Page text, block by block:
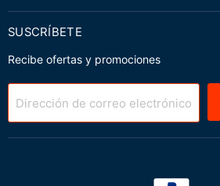
SUSCRÍBETE
Recibe ofertas y promociones
Dirección de correo electrónico